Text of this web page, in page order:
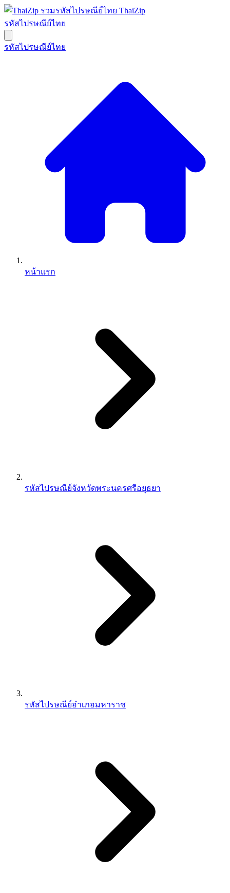
ThaiZip
รหัสไปรษณีย์ไทย
รหัสไปรษณีย์ไทย
หน้าแรก
รหัสไปรษณีย์จังหวัดพระนครศรีอยุธยา
รหัสไปรษณีย์อำเภอมหาราช